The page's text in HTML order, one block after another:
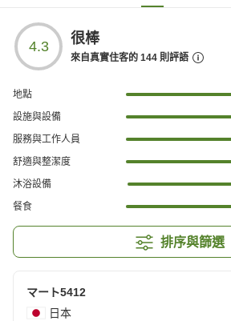
4.3 很棒
來自真實住客的 144 則評語
地點
設施與設備
服務與工作人員
舒適與整潔度
沐浴設備
餐食
排序與篩選
マート5412
日本